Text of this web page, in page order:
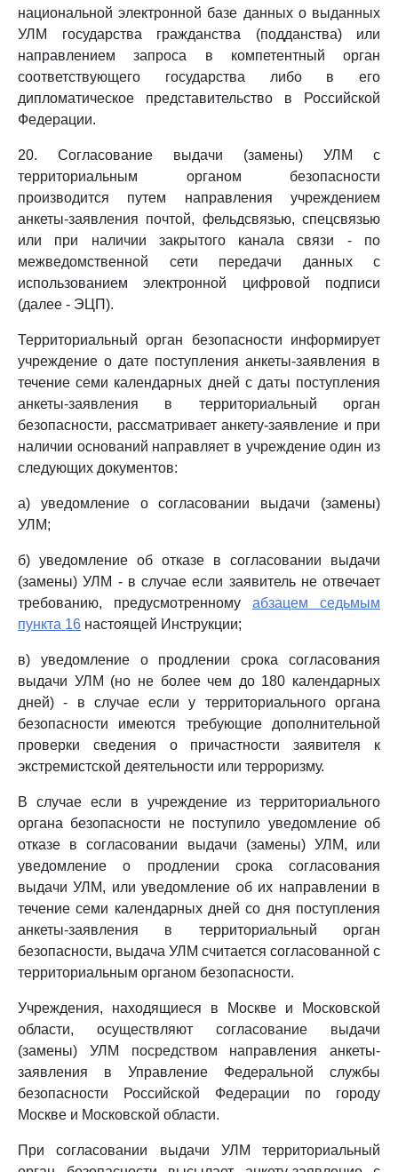
национальной электронной базе данных о выданных
УЛМ государства гражданства (подданства) или
направлением запроса в компетентный орган
соответствующего государства либо в его
дипломатическое представительство в Российской
Федерации.
20. Согласование выдачи (замены) УЛМ с
территориальным органом безопасности
производится путем направления учреждением
анкеты-заявления почтой, фельдсвязью, спецсвязью
или при наличии закрытого канала связи - по
межведомственной сети передачи данных с
использованием электронной цифровой подписи
(далее - ЭЦП).
Территориальный орган безопасности информирует
учреждение о дате поступления анкеты-заявления в
течение семи календарных дней с даты поступления
анкеты-заявления в территориальный орган
безопасности, рассматривает анкету-заявление и при
наличии оснований направляет в учреждение один из
следующих документов:
а) уведомление о согласовании выдачи (замены)
УЛМ;
б) уведомление об отказе в согласовании выдачи
(замены) УЛМ - в случае если заявитель не отвечает
требованию, предусмотренному абзацем седьмым
пункта 16 настоящей Инструкции;
в) уведомление о продлении срока согласования
выдачи УЛМ (но не более чем до 180 календарных
дней) - в случае если у территориального органа
безопасности имеются требующие дополнительной
проверки сведения о причастности заявителя к
экстремистской деятельности или терроризму.
В случае если в учреждение из территориального
органа безопасности не поступило уведомление об
отказе в согласовании выдачи (замены) УЛМ, или
уведомление о продлении срока согласования
выдачи УЛМ, или уведомление об их направлении в
течение семи календарных дней со дня поступления
анкеты-заявления в территориальный орган
безопасности, выдача УЛМ считается согласованной с
территориальным органом безопасности.
Учреждения, находящиеся в Москве и Московской
области, осуществляют согласование выдачи
(замены) УЛМ посредством направления анкеты-
заявления в Управление Федеральной службы
безопасности Российской Федерации по городу
Москве и Московской области.
При согласовании выдачи УЛМ территориальный